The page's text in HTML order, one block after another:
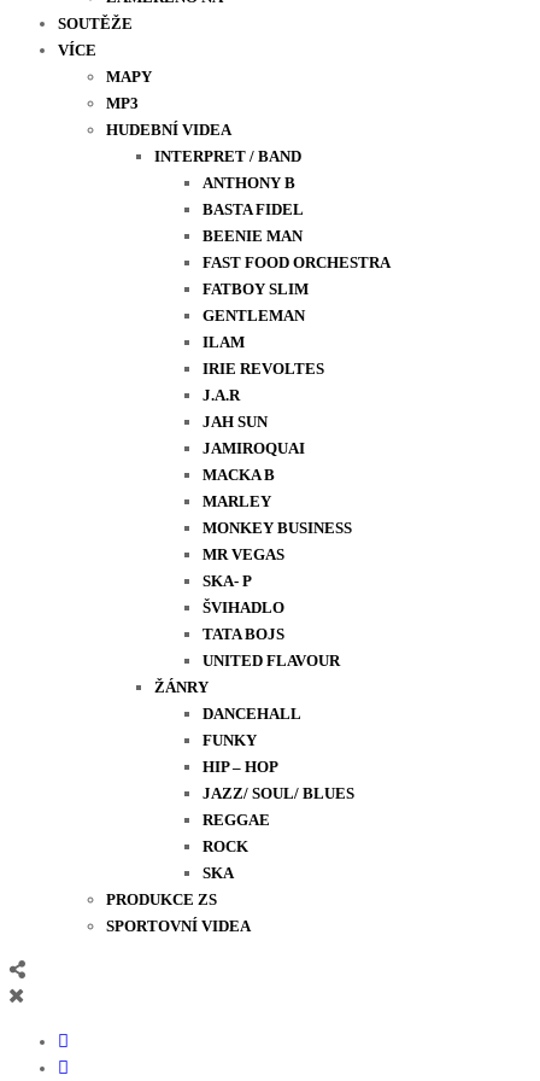
SOUTĚŽE
VÍCE
MAPY
MP3
HUDEBNÍ VIDEA
INTERPRET / BAND
ANTHONY B
BASTA FIDEL
BEENIE MAN
FAST FOOD ORCHESTRA
FATBOY SLIM
GENTLEMAN
ILAM
IRIE REVOLTES
J.A.R
JAH SUN
JAMIROQUAI
MACKA B
MARLEY
MONKEY BUSINESS
MR VEGAS
SKA- P
ŠVIHADLO
TATA BOJS
UNITED FLAVOUR
ŽÁNRY
DANCEHALL
FUNKY
HIP – HOP
JAZZ/ SOUL/ BLUES
REGGAE
ROCK
SKA
PRODUKCE ZS
SPORTOVNÍ VIDEA